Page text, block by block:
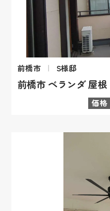
前橋市 S様邸
前橋市 ベランダ 屋
価格